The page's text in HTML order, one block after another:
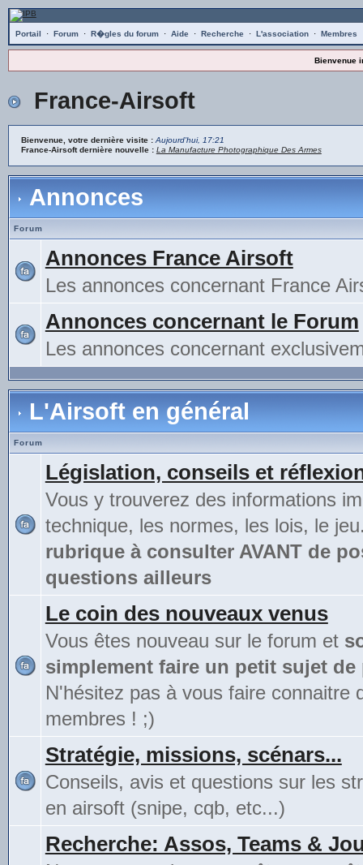
Portail · Forum · R�gles du forum · Aide · Recherche · L'association · Membres
Bienvenue
France-Airsoft
Bienvenue, votre dernière visite : Aujourd'hui, 17:21
France-Airsoft dernière nouvelle : La Manufacture Photographique Des Armes
Annonces
Forum
Annonces France Airsoft
Les annonces concernant France
Annonces concernant le Forum
Les annonces concernant
L'Airsoft en général
Forum
Législation, conseils et
Vous y trouverez des informations
technique, les normes, les lois, le
rubrique à consulter AVANT de
questions ailleurs
Le coin des nouveaux venus
Vous êtes nouveau sur le forum et
simplement faire un petit sujet
N'hésitez pas à vous faire connaitre
membres ! ;)
Stratégie, missions, scénars...
Conseils, avis et questions sur les
en airsoft (snipe, cqb, etc...)
Recherche: Assos, Teams &